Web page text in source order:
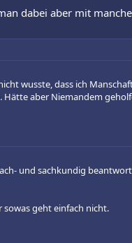
dabei aber mit
wusste, dass ich
aber Niemandem
und sachkundig
geht einfach nicht.